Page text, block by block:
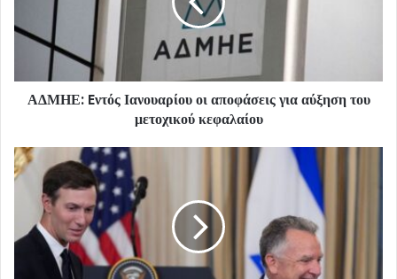
ΑΔΜΗΕ: Eντός Ιανουαρίου οι αποφάσεις για αύξηση του
μετοχικού κεφαλαίου